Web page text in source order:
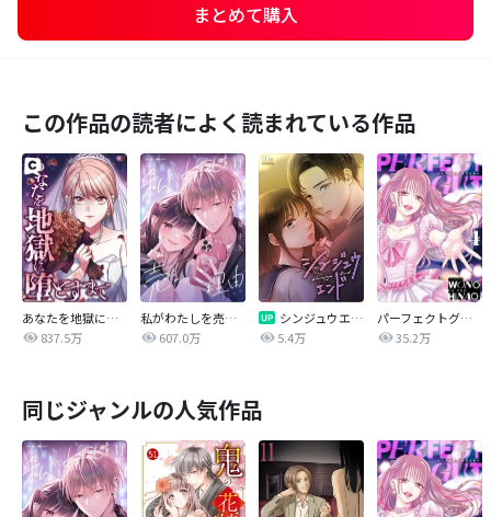
まとめて購入
この作品の読者によく読まれている作品
あなたを地獄に堕とすまで
837.5万
私がわたしを売る理由
607.0万
シンジュウエンド【タテヨミ】
5.4万
パーフェクトグリッター
35.2万
同じジャンルの人気作品